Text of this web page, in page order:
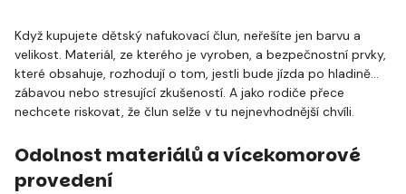
Když kupujete dětský nafukovací člun, neřešíte jen barvu a
velikost. Materiál, ze kterého je vyroben, a bezpečnostní prvky,
které obsahuje, rozhodují o tom, jestli bude jízda po hladině
zábavou nebo stresující zkušeností. A jako rodiče přece
nechcete riskovat, že člun selže v tu nejnevhodnější chvíli.
Odolnost materiálů a vícekomorové
provedení